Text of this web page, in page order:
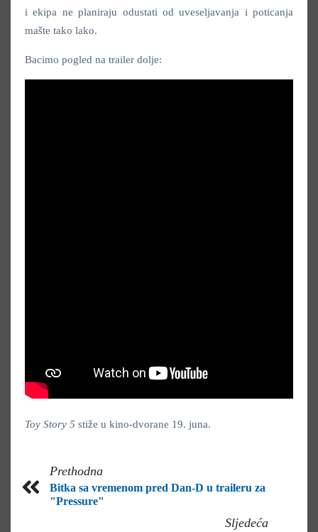
i ekipa ne planiraju odustati od uveseljavanja i poticanja
mašte tako lako.
Bacimo pogled na trailer dolje:
Toy Story 5 stiže u kino-dvorane 19. juna.
Prethodna
Bitka sa vremenom pred Dan-D u traileru za
"Pressure"
Sljedeća